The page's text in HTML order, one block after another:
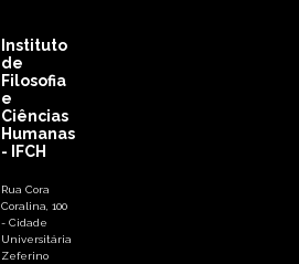
Instituto
de
Filosofia
e
Ciências
Humanas
- IFCH
Rua Cora
Coralina, 100
- Cidade
Universitária
Zeferino